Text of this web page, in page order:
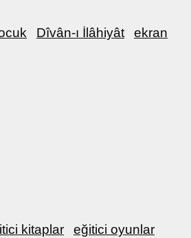
Dîvân-ı İlâhiyât ekran
kitaplar eğitici oyunlar